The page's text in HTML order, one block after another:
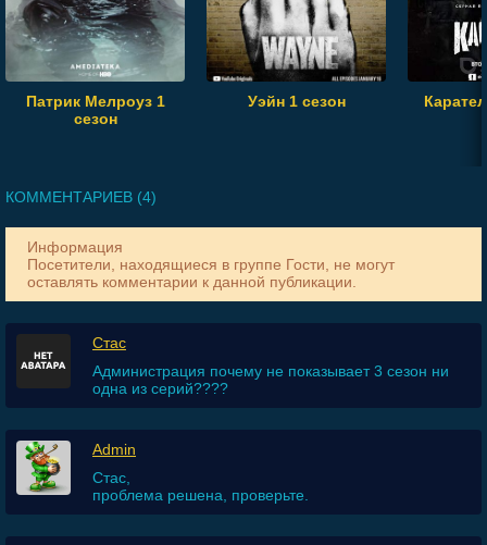
Патрик Мелроуз 1
сезон
Уэйн 1 сезон
КОММЕНТАРИЕВ (4)
Информация
Посетители, находящиеся в группе Гости , не могут
оставлять комментарии к данной публикации.
Стас
Администрация почему не показывает 3 сезон ни
одна из серий????
Admin
Стас,
проблема решена, проверьте.